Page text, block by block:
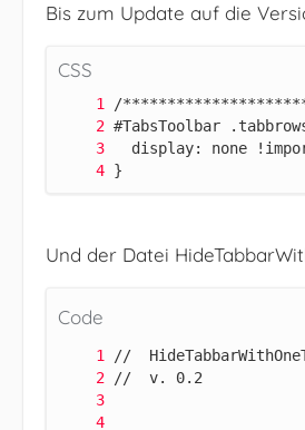
Bis zum Update auf die
CSS
}
Und der Datei
Code